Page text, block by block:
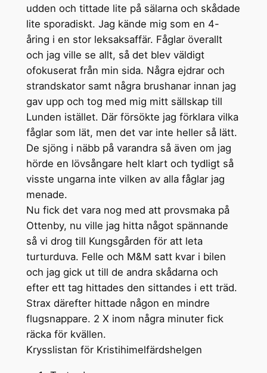
udden och tittade lite på sälarna och skådade
lite sporadiskt. Jag kände mig som en 4-
åring i en stor leksaksaffär. Fåglar överallt
och jag ville se allt, så det blev väldigt
ofokuserat från min sida. Några ejdrar och
strandskator samt några brushanar innan jag
gav upp och tog med mig mitt sällskap till
Lunden istället. Där försökte jag förklara vilka
fåglar som lät, men det var inte heller så lätt.
De sjöng i näbb på varandra så även om jag
hörde en lövsångare helt klart och tydligt så
visste ungarna inte vilken av alla fåglar jag
menade.
Nu fick det vara nog med att provsmaka på
Ottenby, nu ville jag hitta något spännande
så vi drog till Kungsgården för att leta
turturduva. Felle och M&M satt kvar i bilen
och jag gick ut till de andra skådarna och
efter ett tag hittades den sittandes i ett träd.
Strax därefter hittade någon en mindre
flugsnappare. 2 X inom några minuter fick
räcka för kvällen.
Krysslistan för Kristihimelfärdshelgen